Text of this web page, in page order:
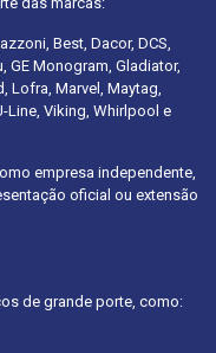
Best, Dacor, DCS,
GE Monogram, Gladiator,
Lofra, Marvel, Maytag,
Line, Viking, Whirlpool e
empresa independente,
oficial ou extensão
de grande porte, como: